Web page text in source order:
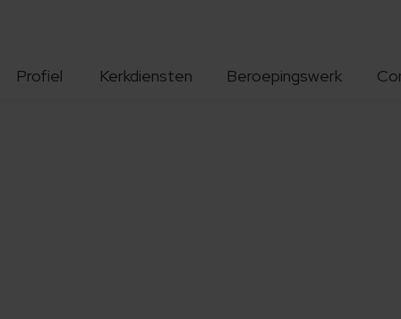
Profiel Kerkdiensten Beroepingswerk